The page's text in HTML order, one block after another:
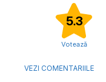
5.3
Votează
VEZI COMENTARIILE